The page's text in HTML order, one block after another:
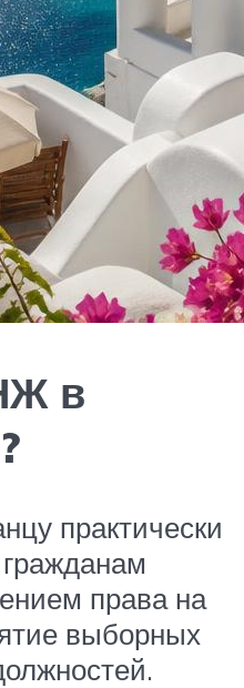
в
практически
права на
выборных